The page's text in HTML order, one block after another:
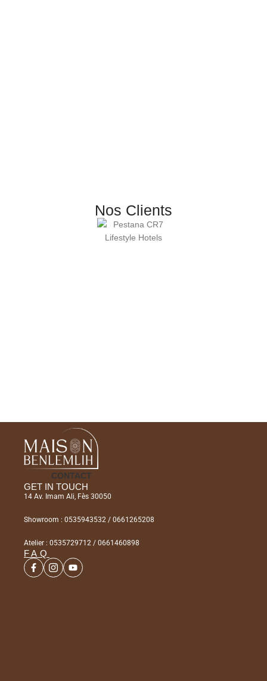
Nos Clients
CONTACT
GET IN TOUCH
14 Av. Imam Ali, Fès 30050
Showroom : 0535943532 / 0661265208
Atelier : 0535729712 / 0661460898
FAQ